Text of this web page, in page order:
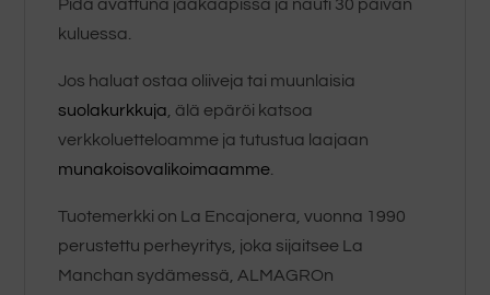
Pidä avattuna jääkaapissa ja nauti 30 päivän
kuluessa.
Jos haluat ostaa oliiveja tai muunlaisia
suolakurkkuja , älä epäröi katsoa
verkkoluetteloamme ja tutustua laajaan
munakoisovalikoimaamme
Tuotemerkki on La Encajonera, vuonna 1990
perustettu perheyritys, joka sijaitsee La
Manchan sydämessä, ALMAGROn